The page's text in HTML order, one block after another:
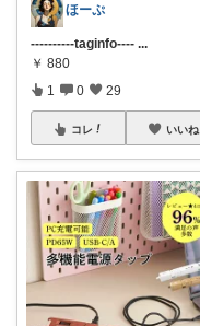
ほーぷ
----------taginfo---- ...
￥ 880
1 0 29
コレ いいね